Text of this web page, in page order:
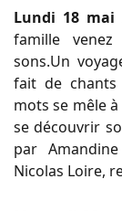
Lundi 18 mai
famille
sons.Un
fait de chants
mots se mêle
se découvrir
par
Nicolas Loire,